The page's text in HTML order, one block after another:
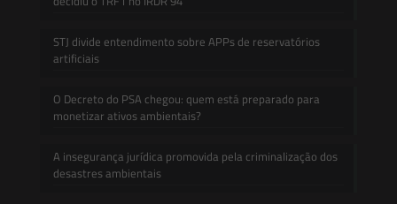
STJ divide entendimento sobre APPs de reservatórios
artificiais
O Decreto do PSA chegou: quem está preparado para
monetizar ativos ambientais?
A insegurança jurídica promovida pela criminalização dos
desastres ambientais